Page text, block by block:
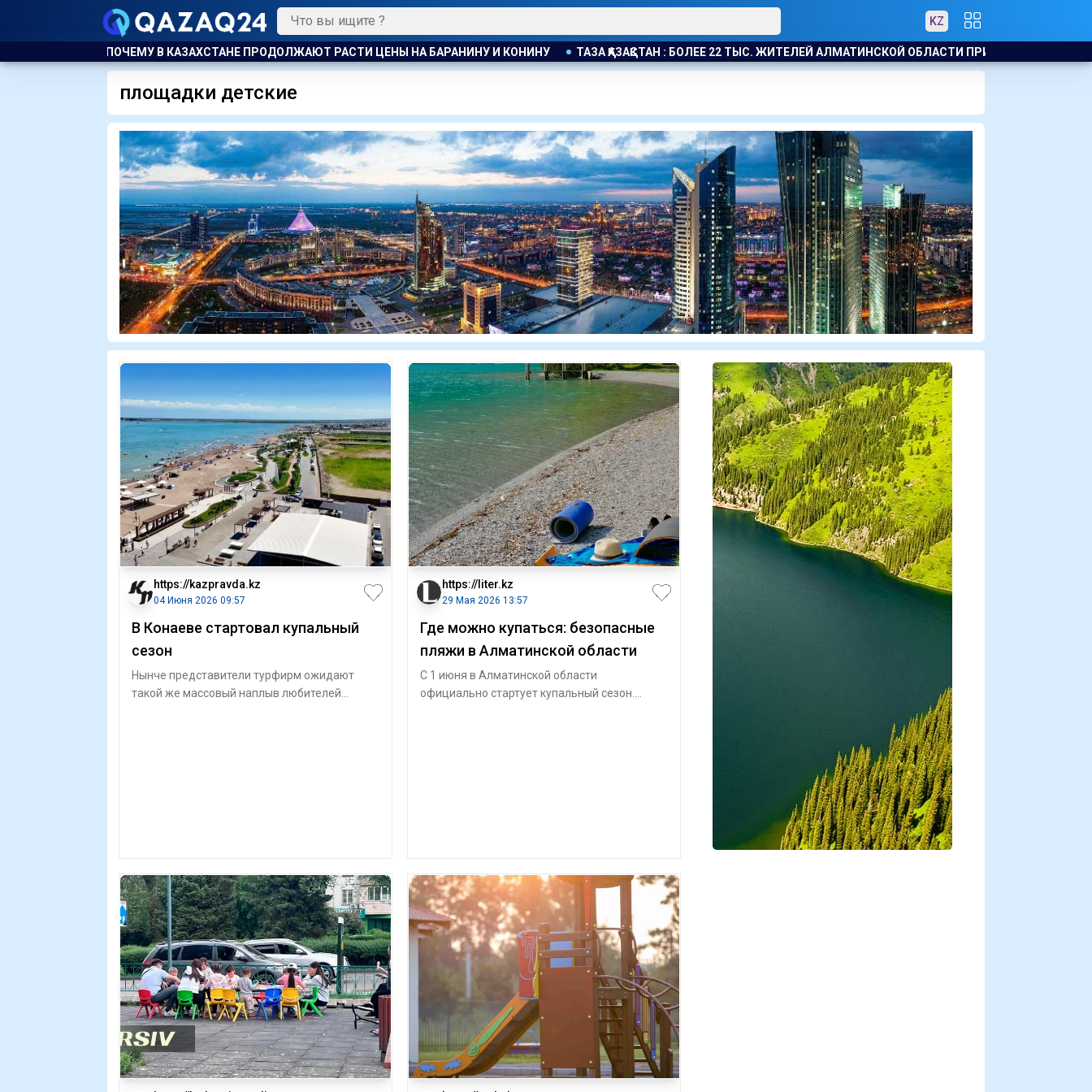
KZ
ПОЧЕМУ В КАЗАХСТАНЕ ПРОДОЛЖАЮТ РАСТИ ЦЕНЫ НА БАРАНИНУ И КОНИНУ ТАЗА ҚАЗАҚСТАН : БОЛЕЕ 22 ТЫС. ЖИТЕЛЕЙ АЛМАТИНСКОЙ ОБЛАСТИ ПРИНЯЛИ УЧАСТИЕ В
площадки детские
https://kazpravda.kz
04 Июня 2026 09:57
В Конаеве стартовал купальный
сезон
Нынче представители турфирм ожидают
такой же массовый наплыв любителей
https://liter.kz
29 Мая 2026 13:57
Где можно купаться: безопасные
пляжи в Алматинской области
С 1 июня в Алматинской области
официально стартует купальный сезон.